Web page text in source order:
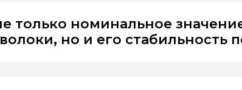
только номинальное
но и его стабильность